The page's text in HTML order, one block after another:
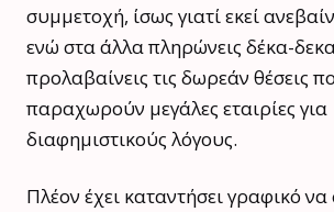
συμμετοχή, ίσως γιατί εκεί
ενώ στα άλλα πληρώνεις δέκα-
προλαβαίνεις τις δωρεάν θέσεις
παραχωρούν μεγάλες εταιρίες για
διαφημιστικούς λόγους.
Πλέον έχει καταντήσει γραφικό